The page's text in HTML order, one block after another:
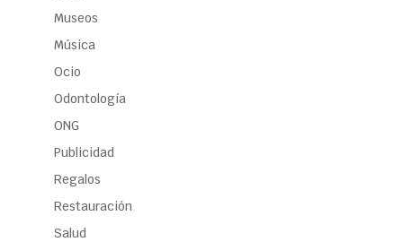
Museos
Música
Ocio
Odontología
ONG
Publicidad
Regalos
Restauración
Salud